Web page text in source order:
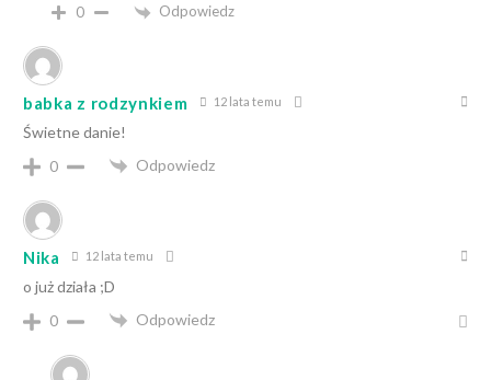
0 Odpowiedz
babka z rodzynkiem 12 lata temu
Świetne danie!
0
Odpowiedz
Nika 12 lata temu
o już działa ;D
0
Odpowiedz